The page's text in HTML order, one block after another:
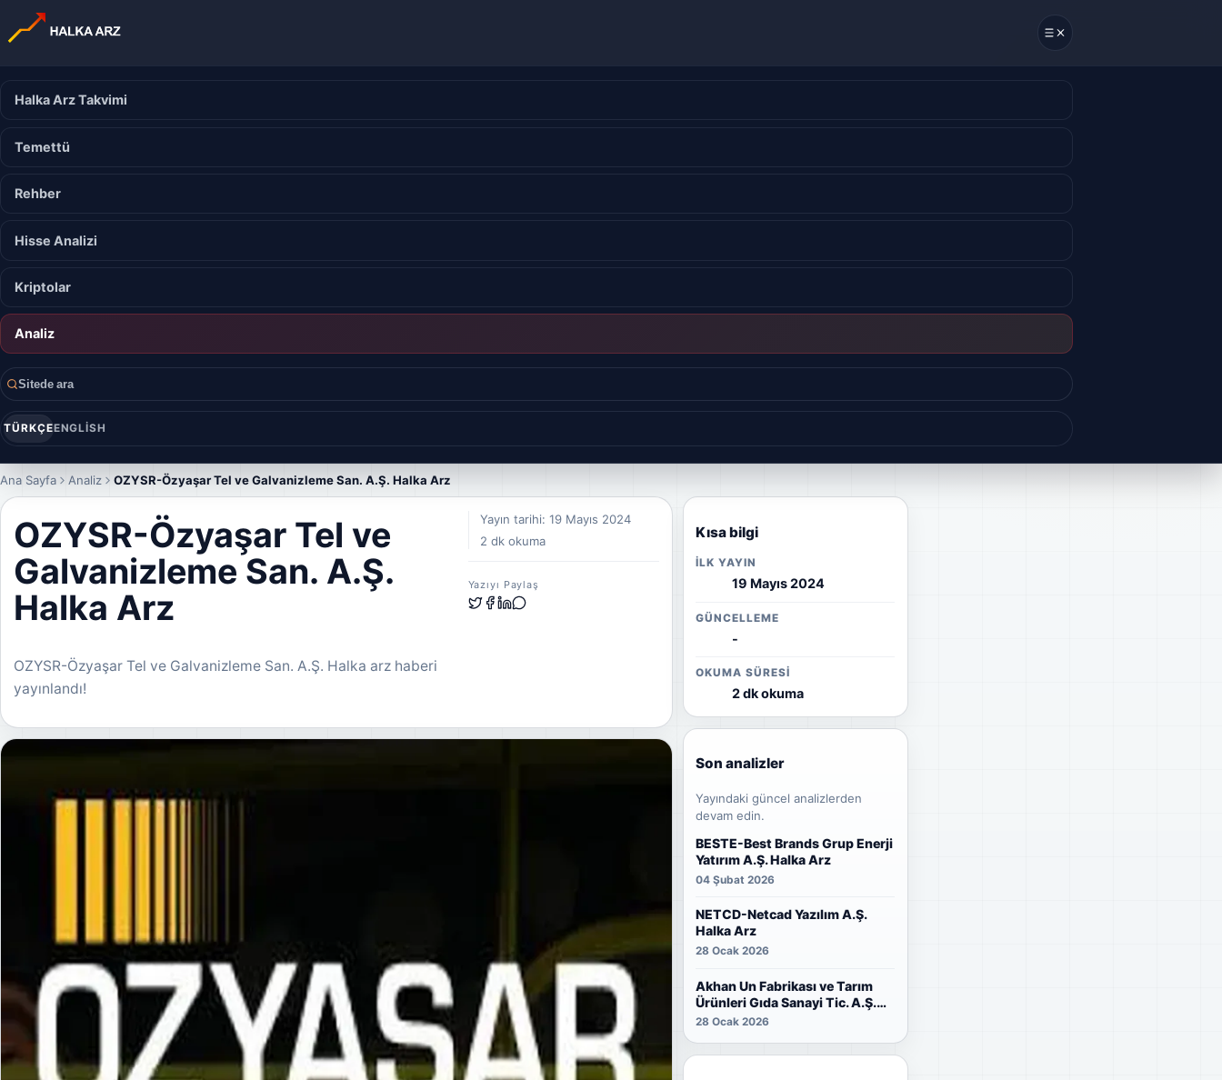
Halka Arz Takvimi
Temettü
Rehber
Hisse Analizi
Kriptolar
Analiz
Sitede ara
TÜRKÇEENGLISH
Ana Sayfa Analiz OZYSR-Özyaşar Tel ve Galvanizleme San. A.Ş. Halka Arz
OZYSR-Özyaşar Tel ve
Galvanizleme San. A.Ş.
Halka Arz
OZYSR-Özyaşar Tel ve Galvanizleme San. A.Ş. Halka arz haberi
yayınlandı!
Yayın tarihi: 19 Mayıs 2024
2 dk okuma
Yazıyı Paylaş
Kısa bilgi
İLK YAYIN
19 Mayıs 2024
GÜNCELLEME
-
OKUMA SÜRESI
2 dk okuma
Son analizler
Yayındaki güncel analizlerden
devam edin.
BESTE-Best Brands Grup Enerji
Yatırım A.Ş. Halka Arz
04 Şubat 2026
NETCD-Netcad Yazılım A.Ş.
Halka Arz
28 Ocak 2026
Akhan Un Fabrikası ve Tarım
Ürünleri Gıda Sanayi Tic. A.Ş.
Halka Arz
28 Ocak 2026